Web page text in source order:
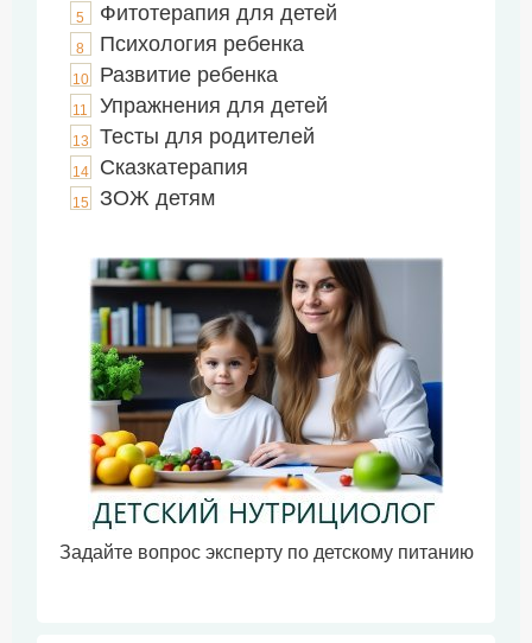
5 Фитотерапия для детей
8 Психология ребенка
10 Развитие ребенка
11 Упражнения для детей
13 Тесты для родителей
14 Сказкатерапия
15 ЗОЖ детям
Задайте вопрос эксперту по детскому питанию